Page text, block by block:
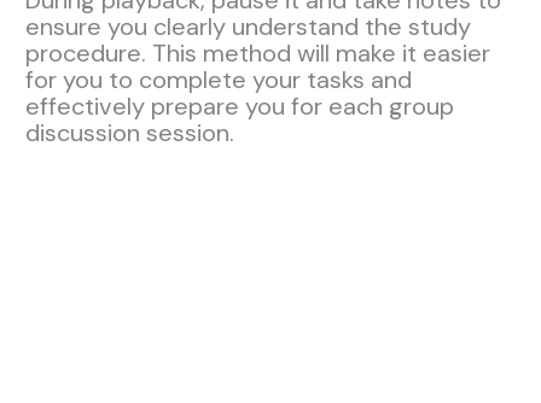
ensure you clearly understand the study
procedure. This method will make it easier
for you to complete your tasks and
effectively prepare you for each group
discussion session.